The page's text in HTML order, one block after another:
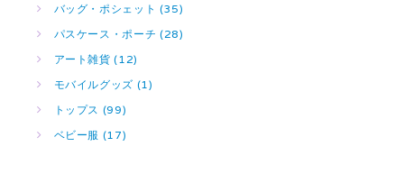
バッグ・ポシェット (35)
パスケース・ポーチ (28)
アート雑貨 (12)
モバイルグッズ (1)
トップス (99)
ベビー服 (17)